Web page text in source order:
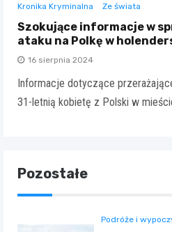
Kronika Kryminalna Ze świata
Szokujące informacje w
ataku na Polkę w
16 sierpnia 2024
Informacje dotyczące
31-letnią kobietę z Polski w
Pozostałe
Podróże i